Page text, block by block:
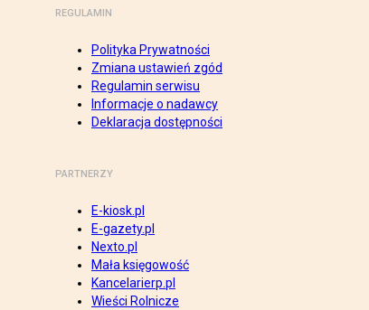
REGULAMIN
Polityka Prywatności
Zmiana ustawień zgód
Regulamin serwisu
Informacje o nadawcy
Deklaracja dostępności
PARTNERZY
E-kiosk.pl
E-gazety.pl
Nexto.pl
Mała księgowość
Kancelarierp.pl
Wieści Rolnicze